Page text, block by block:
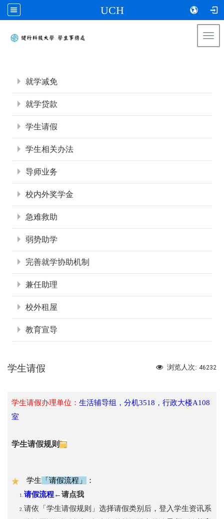
UCH
就学减免
就学贷款
学生请假
学生相关办法
导师业务
校内外奖学金
急难救助
弱势助学
完善就学协助机制
兼任助理
校外租屋
教育宣导
浏览人次: 46232
学生请假
学生请假办理单位： 生活辅导组，分机3518，行政大楼A108
室
学生请假规则
学生 「请假流程」
：
请假流程←请点我
请依「学生请假规则」选择请假类别后，登入学生资讯系